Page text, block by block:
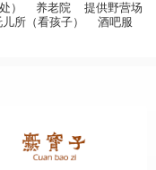
） 养老院
提供野营场
所（看孩子）
酒吧服